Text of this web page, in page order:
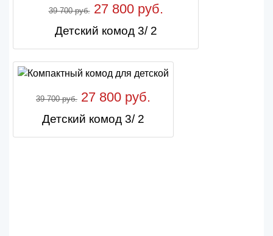
39 700 руб.27 800 руб.
Детский комод 3/ 2
39 700 руб. 27 800 руб.
Детский комод 3/ 2